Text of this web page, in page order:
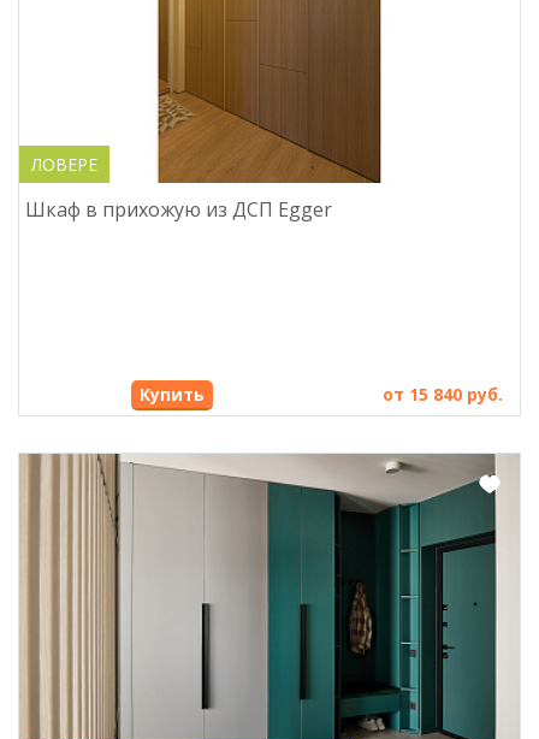
ЛОВЕРЕ
Шкаф в прихожую из ДСП Egger
Купить от 15 840 руб.